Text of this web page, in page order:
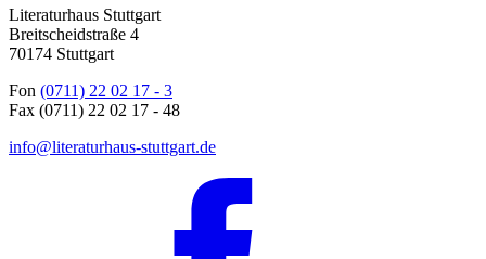
Literaturhaus Stuttgart
Breitscheidstraße 4
70174 Stuttgart
Fon (0711) 22 02 17 - 3
Fax (0711) 22 02 17 - 48
info@literaturhaus-stuttgart.de